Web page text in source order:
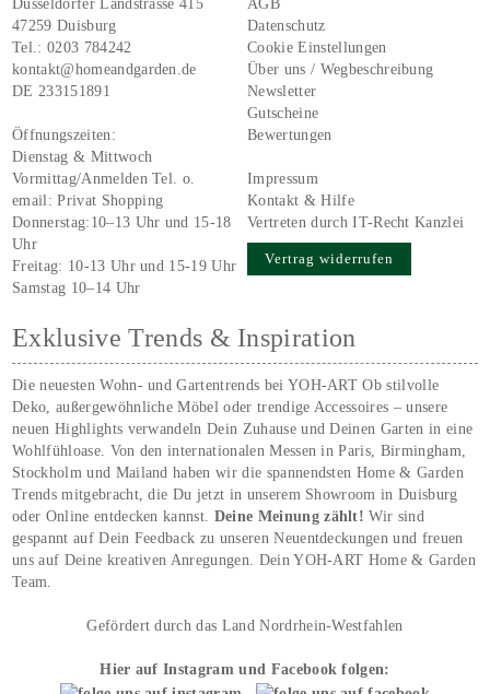
Düsseldorfer Landstrasse 415
47259 Duisburg
Tel.:0203 784242
kontakt@homeandgarden.de
DE 233151891
Öffnungszeiten:
Dienstag & Mittwoch
Vormittag/Anmelden Tel. o.
email:Privat Shopping
Donnerstag:10–13 Uhr und 15-18
Uhr
Freitag: 10-13 Uhr und 15-19 Uhr
Samstag 10–14 Uhr
AGB
Datenschutz
Cookie Einstellungen
Über uns / Wegbeschreibung
Newsletter
Gutscheine
Bewertungen
Impressum
Kontakt & Hilfe
Vertreten durch IT-Recht Kanzlei
Vertrag widerrufen
Exklusive Trends & Inspiration
Die neuesten Wohn- und Gartentrends bei YOH‑ART Ob stilvolle
Deko, außergewöhnliche Möbel oder trendige Accessoires – unsere
neuen Highlights verwandeln Dein Zuhause und Deinen Garten in eine
Wohlfühloase. Von den internationalen Messen in Paris, Birmingham,
Stockholm und Mailand haben wir die spannendsten Home & Garden
Trends mitgebracht, die Du jetzt in unserem Showroom in Duisburg
oder Online entdecken kannst. Deine Meinung zählt!Wir sind
gespannt auf Dein Feedback zu unseren Neuentdeckungen und freuen
uns auf Deine kreativen Anregungen. Dein YOH‑ART Home & Garden
Team.
Gefördert durch das Land Nordrhein-Westfahlen
Hier auf Instagram und Facebook folgen: